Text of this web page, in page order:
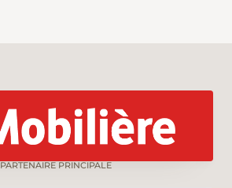
PARTENAIRE PRINCIPALE